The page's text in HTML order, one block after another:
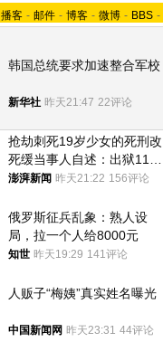
播客 - 邮件 - 博客 - 微博 - BBS -
韩国总统要求加速整合军校
新华社 昨天21:47 22评论
抢劫刺死19岁少女的死刑改
死缓当事人自述：出狱11年
间始终刻意躲避被害人家属
澎湃新闻 昨天21:22 156评论
俄罗斯征兵乱象：熟人设
局，拉一个人给8000元
知世 昨天19:29 141评论
人贩子“梅姨”真实姓名曝光
中国新闻网 昨天23:31 44评论